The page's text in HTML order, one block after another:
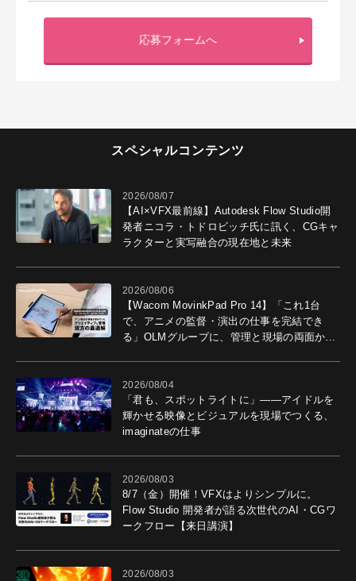
応募フォームへ
スペシャルコンテンツ
2026/08/07
【AI×VFX最前線】Autodesk Flow Studio開
発者ニコラ・トドロビッチ氏に訊く、CGキャ
ラクターと実写融合の現在地と未来
2026/08/06
【Wacom MovinkPad Pro 14】「これ1台
で、アニメの監督・演出の仕事を完結でき
る」OLMグループに、管理と現場の両面から
2026/08/04
「君も、スポットライトに」――アイドルを
輝かせる映像とビジュアルを現場でつくる、
imaginateの仕事
2026/08/03
8/7（金）開催！VFXはよりシンプルに。
Flow Studio 開発者が語る次世代のAI・CGワ
ークフロー【来日講演】
2026/08/03